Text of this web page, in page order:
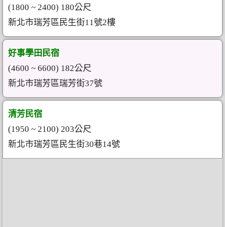
(1800 ~ 2400) 180公尺
新北市瑞芳區民生街11號2樓
好事學田民宿
(4600 ~ 6600) 182公尺
新北市瑞芳區瑞芳街37號
清芳民宿
(1950 ~ 2100) 203公尺
新北市瑞芳區民生街30巷14號